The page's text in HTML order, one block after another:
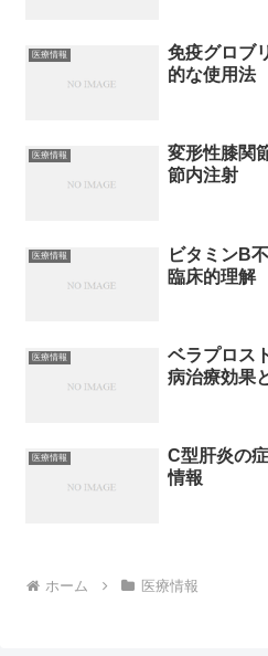
医療情報
免疫グロブ
的な使用法
医療情報
変形性膝関
節内注射
医療情報
ビタミンB
臨床的理解
医療情報
ベラプロス
病治療効果
医療情報
C型肝炎の
情報
ホーム 医療情報